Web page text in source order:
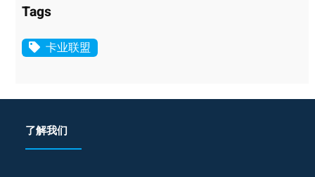
Tags
卡业联盟
了解我们